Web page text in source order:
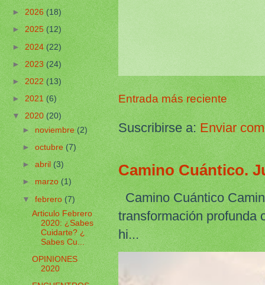
Entrada más reciente
Suscribirse a:Enviar
Camino Cuántico.
Camino Cuántico
transformación profunda
hi...
►2026(18)
►2025(12)
►2024(22)
►2023(24)
►2022(13)
►2021(6)
▼2020(20)
►noviembre(2)
►octubre(7)
►abril(3)
►marzo(1)
▼febrero(7)
Articulo Febrero
2020: ¿Sabes
Cuidarte? ¿
Sabes Cu...
OPINIONES
2020